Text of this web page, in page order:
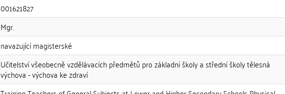
001621827
Mgr.
navazující magisterské
Učitelství všeobecně vzdělávacích předmětů pro základní školy a střední školy tělesná
výchova - výchova ke zdraví